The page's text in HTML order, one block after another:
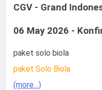
CGV - Grand
06 May 2026 -
paket solo biola
paket Solo Biola
(more…)